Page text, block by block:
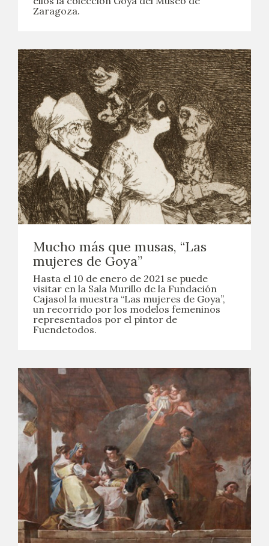
Zaragoza.
Mucho más que musas, “Las
mujeres de Goya”
Hasta el 10 de enero de 2021 se puede
visitar en la Sala Murillo de la Fundación
Cajasol la muestra “Las mujeres de Goya”,
un recorrido por los modelos femeninos
representados por el pintor de
Fuendetodos.